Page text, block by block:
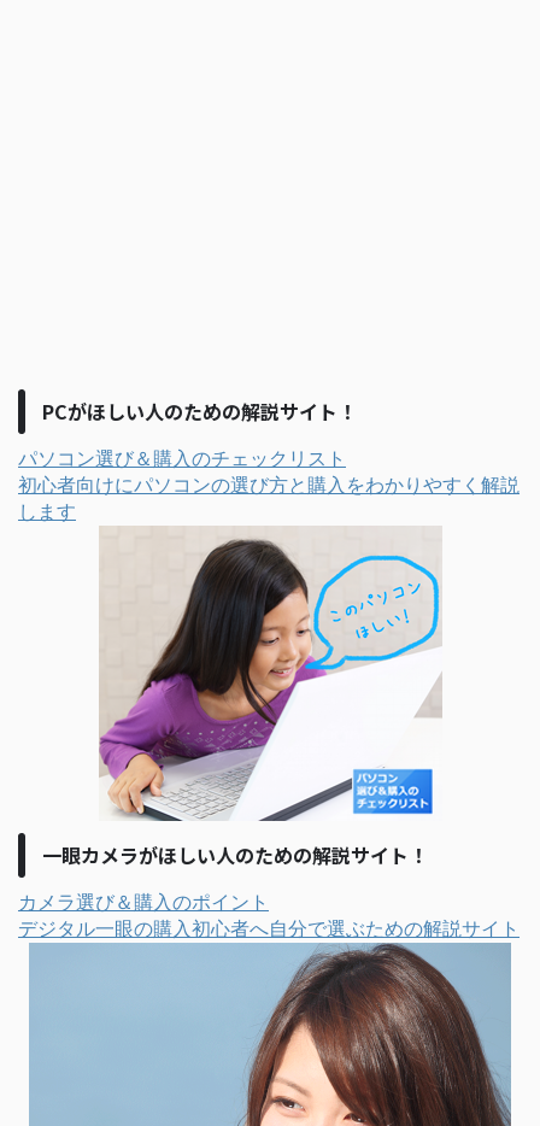
PCがほしい人のための解説サイト！
パソコン選び＆購入のチェックリスト
初心者向けにパソコンの選び方と購入をわかりやすく解説
します
一眼カメラがほしい人のための解説サイト！
カメラ選び＆購入のポイント
デジタル一眼の購入初心者へ自分で選ぶための解説サイト